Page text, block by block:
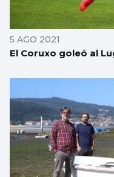
5 AGO 2021
El Coruxo goleó al